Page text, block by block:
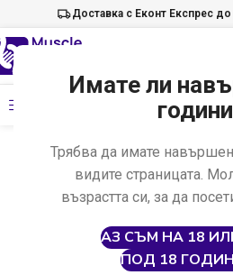
Имате ли
Трябва да имате
видите страницата.
възрастта си, за да
АЗ СЪМ НА 18
ПОД 18
Доставка с Еконт Експрес до
Анаболни стероиди